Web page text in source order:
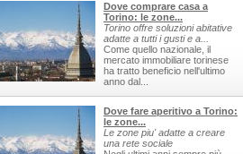
Dove comprare casa a
Torino: le zone...
Torino offre soluzioni abitative
adatte a tutti i gusti e a...
Come quello nazionale, il
mercato immobiliare torinese
ha tratto beneficio nell'ultimo
anno dal...
Dove fare aperitivo a Torino:
le zone...
Le zone piu' adatte a creare
una rete sociale